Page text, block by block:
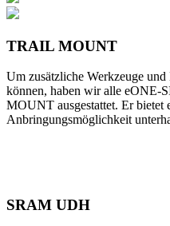
TRAIL MOUNT
Um zusätzliche Werkzeuge
können, haben wir alle eONE-
MOUNT ausgestattet. Er bietet
Anbringungsmöglichkeit
SRAM UDH